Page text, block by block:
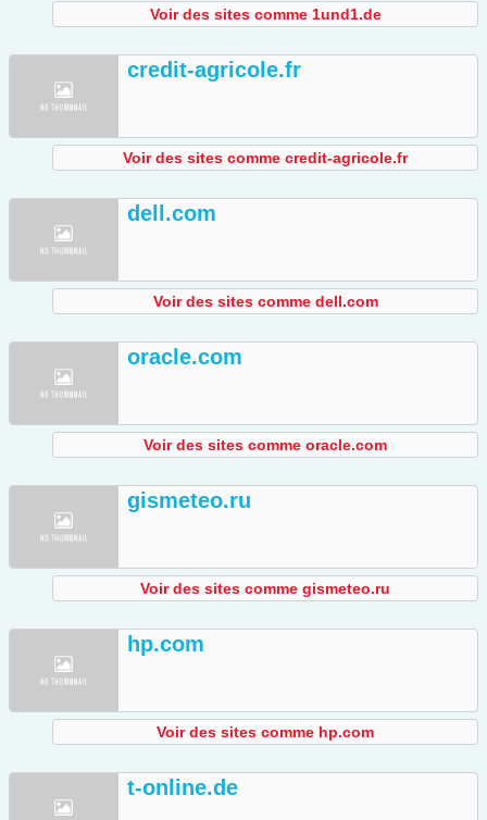
Voir des sites comme 1und1.de
credit-agricole.fr
Voir des sites comme credit-agricole.fr
dell.com
Voir des sites comme dell.com
oracle.com
Voir des sites comme oracle.com
gismeteo.ru
Voir des sites comme gismeteo.ru
hp.com
Voir des sites comme hp.com
t-online.de